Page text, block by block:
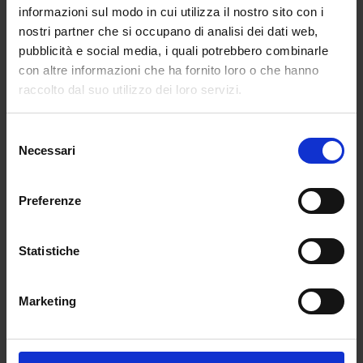
informazioni sul modo in cui utilizza il nostro sito con i
nostri partner che si occupano di analisi dei dati web,
pubblicità e social media, i quali potrebbero combinarle
con altre informazioni che ha fornito loro o che hanno
raccolto dal suo utilizzo dei loro servizi.
delNecessari
Preferenze
Statistiche
Marketing
Frassinetti, vicepresidente della commissione
cultura della Camera e responsabile
dipartimento istruzione, e Carmela Ella Bucalo,
responsabile scuola – è che le prove scritte per
il secondo anno consecutivo non saranno
sarà il tema come più volte richiesto da Fratelli
d’Italia. Qualsiasi altra modalità di prova non
tema. Una maturità senza tema di italiano
sono i cardini sui quali si dovrebbe basare la
dell’Istruzione ha divulgato il protocollo di
sicurezza siglato con i sindacati che tutti coloro